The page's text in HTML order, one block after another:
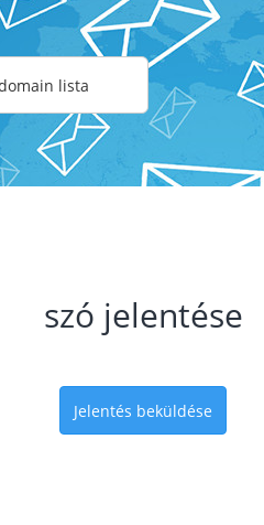
lista
szó jelentése
Jelentés beküldése